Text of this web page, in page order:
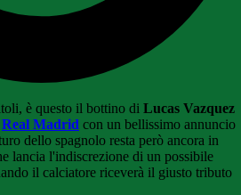
è questo il bottino di Lucas Vazquez
Real Madrid con un bellissimo annuncio
dello spagnolo resta però ancora in
lancia l'indiscrezione di un possibile
il calciatore riceverà il giusto tributo